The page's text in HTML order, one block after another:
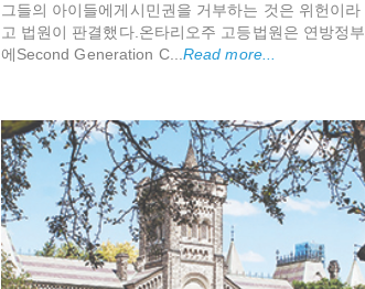
그들의 아이들에게시민권을 거부하는 것은 위헌이라
고 법원이 판결했다.온타리오주 고등법원은 연방정부
에Second Generation C...Read more...